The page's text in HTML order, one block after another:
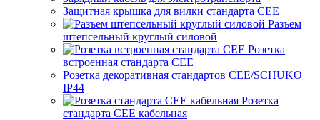
Защитная крышка для вилки стандарта CEE
Разъем
штепсельный круглый силовой
Розетка
встроенная стандарта CEE
Розетка декоративная стандартов CEE/SCHUKO
IP44
Розетка
стандарта СЕЕ кабельная